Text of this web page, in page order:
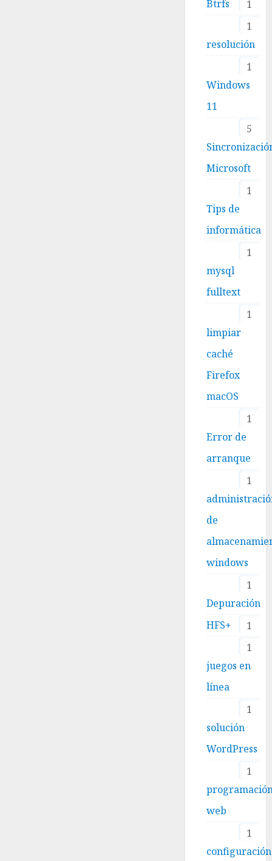
1
Btrfs
1
resolución
1
Windows
11
5
Microsoft
1
Tips de
informática
1
mysql
fulltext
1
limpiar
caché
Firefox
macOS
1
Error de
arranque
1
de
windows
1
Depuración
1
HFS+
1
juegos en
línea
1
solución
WordPress
1
web
1
configuración